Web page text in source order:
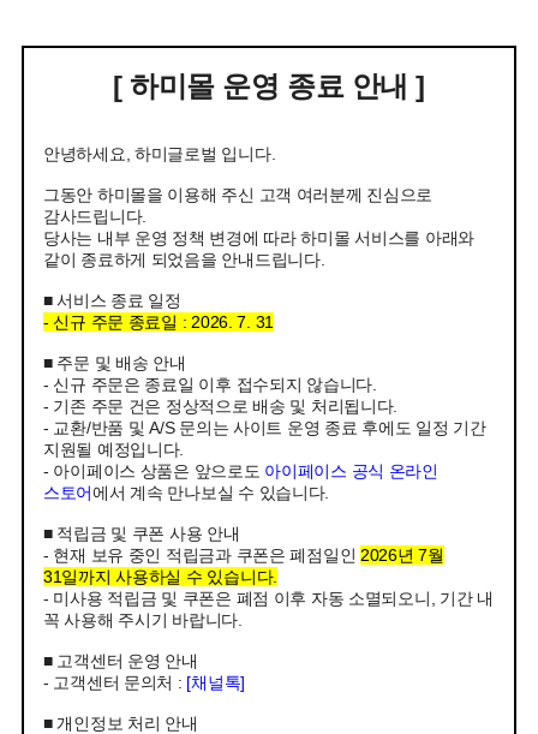
[ 하미몰 운영 종료 안내 ]
안녕하세요, 하미글로벌 입니다.
그동안 하미몰을 이용해 주신 고객 여러분께 진심으로
감사드립니다.
당사는 내부 운영 정책 변경에 따라 하미몰 서비스를 아래와
같이 종료하게 되었음을 안내드립니다.
■ 서비스 종료 일정
- 신규 주문 종료일 : 2026. 7. 31
■ 주문 및 배송 안내
- 신규 주문은 종료일 이후 접수되지 않습니다.
- 기존 주문 건은 정상적으로 배송 및 처리됩니다.
- 교환/반품 및 A/S 문의는 사이트 운영 종료 후에도 일정 기간
지원될 예정입니다.
- 아이페이스 상품은 앞으로도 아이페이스 공식 온라인
스토어에서 계속 만나보실 수 있습니다.
■ 적립금 및 쿠폰 사용 안내
- 현재 보유 중인 적립금과 쿠폰은 폐점일인 2026년 7월
31일까지 사용하실 수 있습니다.
- 미사용 적립금 및 쿠폰은 폐점 이후 자동 소멸되오니, 기간 내
꼭 사용해 주시기 바랍니다.
■ 고객센터 운영 안내
- 고객센터 문의처 : [채널톡]
■ 개인정보 처리 안내